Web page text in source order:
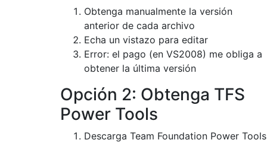
Obtenga manualmente la versión
anterior de cada archivo
Echa un vistazo para editar
Error: el pago (en VS2008) me obliga a
obtener la última versión
Opción 2: Obtenga TFS
Power Tools
Descarga Team Foundation Power Tools